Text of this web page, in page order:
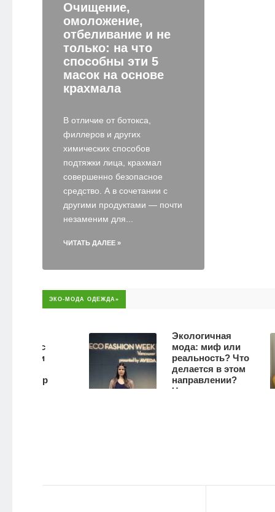
Очищение,
омоложение,
отбеливание и не
только: на что
способны эти 5
масок на основе
крахмала
В отличие от ботокса,
филлеров и других
химических способов
подтяжки лица, крахмал
совершенно безопасное
средство. А в сочетании с
другими продуктами — почти
незаменим для...
ЧИТАТЬ ДАЛЕЕ »
ЭКО-МОДА ОДЕЖДА»
Экологичная
мода: миф или
реальность? Что
делается в этом
направлении?
Что можем